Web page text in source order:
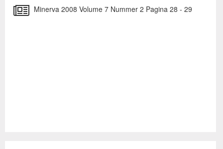
Minerva 2008 Volume 7 Nummer 2 Pagina 28 - 29